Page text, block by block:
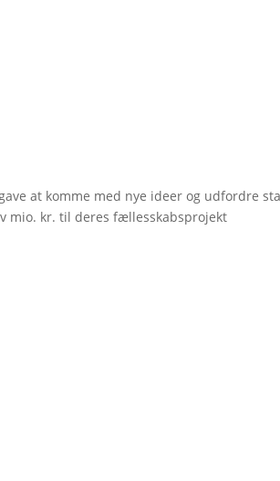
at komme med nye ideer og udfordre
mio. kr. til deres fællesskabsprojekt